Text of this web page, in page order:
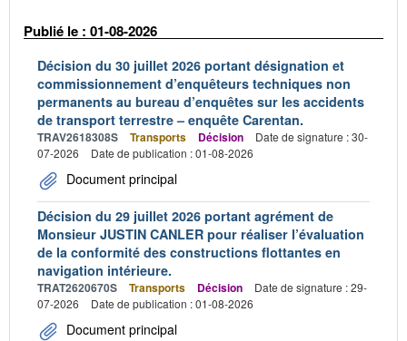
Publié le : 01-08-2026
Décision du 30 juillet 2026 portant désignation et
commissionnement d’enquêteurs techniques non
permanents au bureau d’enquêtes sur les accidents
de transport terrestre – enquête Carentan.
TRAV2618308S Transports Décision
Date de signature : 30-
07-2026
Date de publication : 01-08-2026
Document principal
Décision du 29 juillet 2026 portant agrément de
Monsieur JUSTIN CANLER pour réaliser l’évaluation
de la conformité des constructions flottantes en
navigation intérieure.
TRAT2620670S Transports Décision
Date de signature : 29-
07-2026
Date de publication : 01-08-2026
Document principal